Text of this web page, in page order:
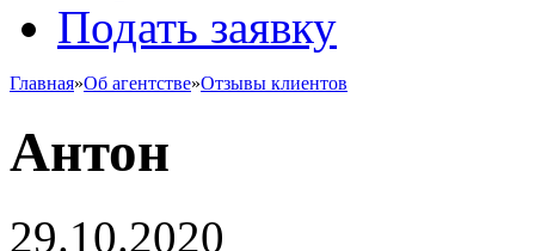
Подать заявку
Главная»Об агентстве»Отзывы клиентов
Антон
29.10.2020